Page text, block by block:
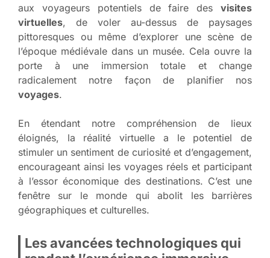
aux voyageurs potentiels de faire des visites
virtuelles, de voler au-dessus de paysages
pittoresques ou même d’explorer une scène de
l’époque médiévale dans un musée. Cela ouvre la
porte à une immersion totale et change
radicalement notre façon de planifier nos
voyages.
En étendant notre compréhension de lieux
éloignés, la réalité virtuelle a le potentiel de
stimuler un sentiment de curiosité et d’engagement,
encourageant ainsi les voyages réels et participant
à l’essor économique des destinations. C’est une
fenêtre sur le monde qui abolit les barrières
géographiques et culturelles.
Les avancées technologiques qui